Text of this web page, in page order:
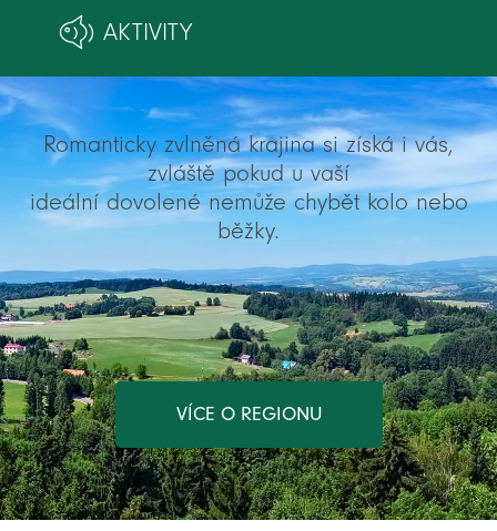
AKTIVITY
Romanticky zvlněná krajina si získá i vás,
zvláště pokud u vaší
ideální dovolené nemůže chybět kolo nebo
běžky.
VÍCE O REGIONU